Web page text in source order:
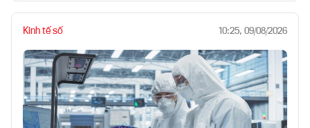
Kinh tế số 10:25, 09/08/2026